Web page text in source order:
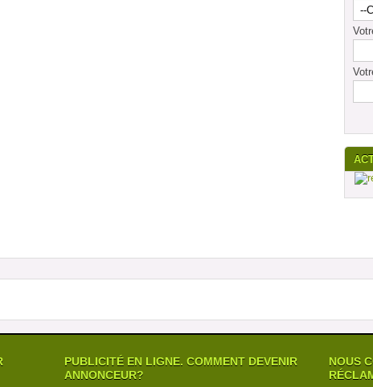
PUBLICITÉ EN LIGNE. COMMENT DEVENIR
ANNONCEUR?
NOUS